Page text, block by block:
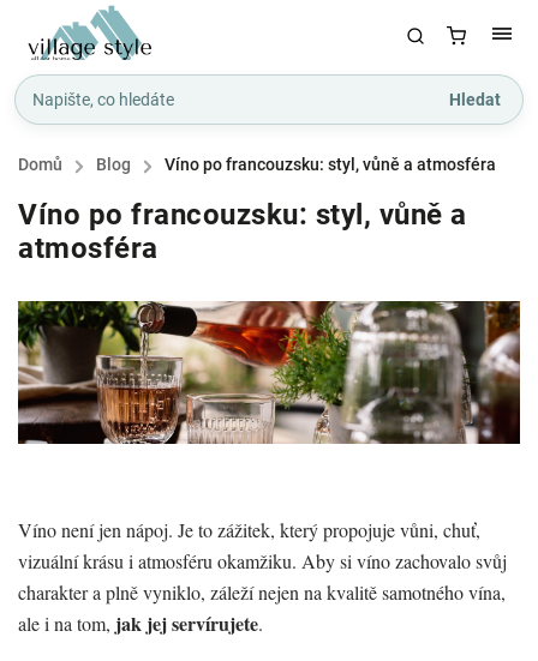
Hledat
Domů / Blog / Víno po francouzsku: styl, vůně a atmosféra
Víno po francouzsku: styl, vůně a
atmosféra
Víno není jen nápoj. Je to zážitek, který propojuje vůni, chuť,
vizuální krásu i atmosféru okamžiku. Aby si víno zachovalo svůj
charakter a plně vyniklo, záleží nejen na kvalitě samotného vína,
ale i na tom, jak jej servírujete.